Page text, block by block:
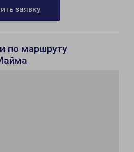
заявку
по маршруту